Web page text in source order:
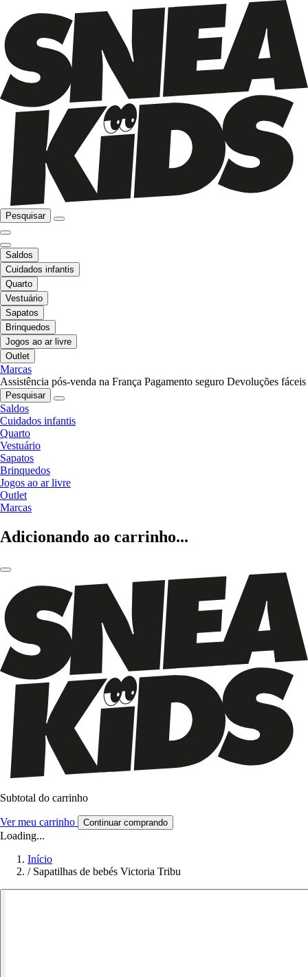
Pesquisar
Saldos
Cuidados infantis
Quarto
Vestuário
Sapatos
Brinquedos
Jogos ao ar livre
Outlet
Marcas
Assistência pós-venda na França Pagamento seguro Devoluções fáceis
Pesquisar
Saldos
Cuidados infantis
Quarto
Vestuário
Sapatos
Brinquedos
Jogos ao ar livre
Outlet
Marcas
Adicionando ao carrinho...
Subtotal do carrinho
Ver meu carrinho Continuar comprando
Loading...
Início
/ Sapatilhas de bebés Victoria Tribu